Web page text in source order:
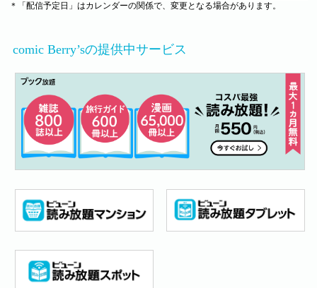
＊「配信予定日」はカレンダーの関係で、変更となる場合があります。
comic Berry’sの提供中サービス